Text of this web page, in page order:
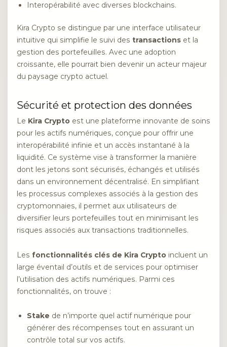
Interopérabilité avec diverses blockchains.
Kira Crypto se distingue par une interface utilisateur
intuitive qui simplifie le suivi des transactions et la
gestion des portefeuilles. Avec une adoption
croissante, elle pourrait bien devenir un acteur majeur
du paysage crypto actuel.
Sécurité et protection des données
Le Kira Crypto est une plateforme innovante de soins
pour les actifs numériques, conçue pour offrir une
interopérabilité infinie et un accès instantané à la
liquidité. Ce système vise à transformer la manière
dont les jetons sont sécurisés, échangés et utilisés
dans un environnement décentralisé. En simplifiant
les processus complexes associés à la gestion des
cryptomonnaies, il permet aux utilisateurs de
diversifier leurs portefeuilles tout en minimisant les
risques associés aux transactions traditionnelles.
Les fonctionnalités clés de Kira Crypto incluent un
large éventail d’outils et de services pour optimiser
l’utilisation des actifs numériques. Parmi ces
fonctionnalités, on trouve :
Stake de n’importe quel actif numérique pour
générer des récompenses tout en assurant un
contrôle total sur vos actifs.